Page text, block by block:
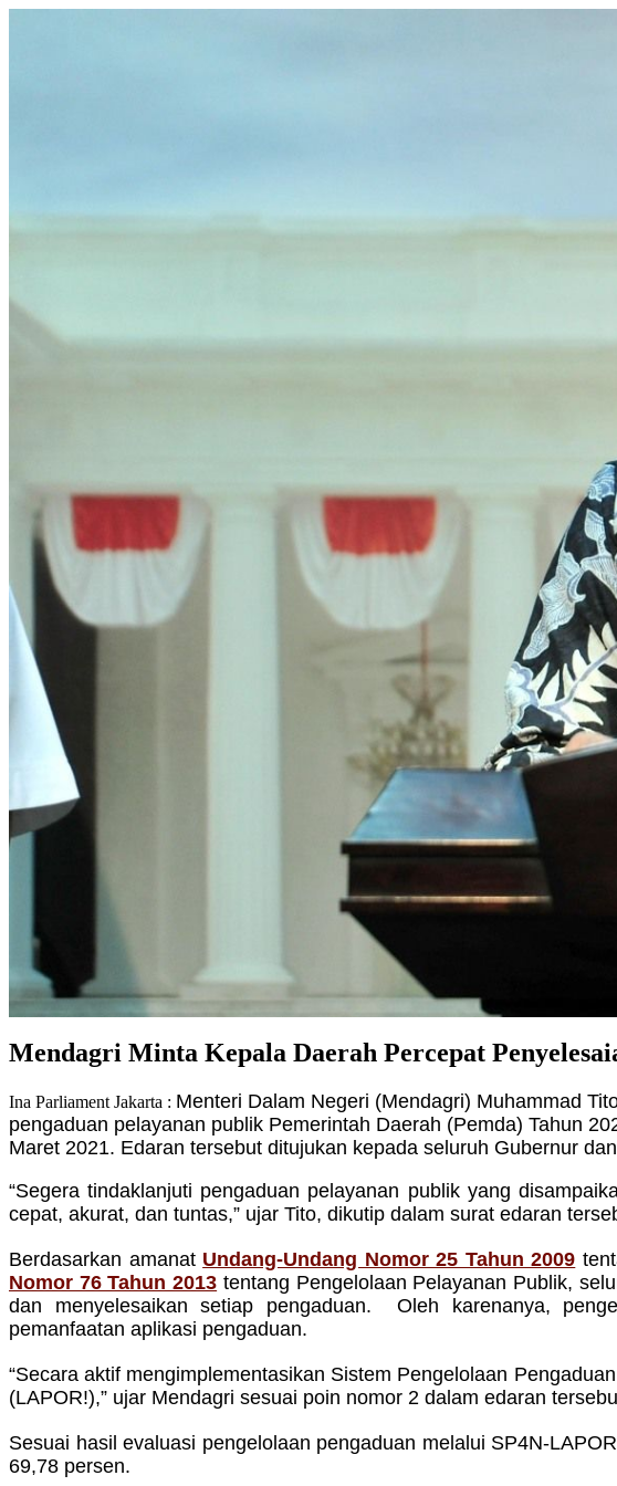
Mendagri Minta Kepala Daerah Percepat
Ina Parliament Jakarta : Menteri Dalam Negeri (Mendagri) Muhammad
pengaduan pelayanan publik Pemerintah Daerah (Pemda) Tahun
Maret 2021. Edaran tersebut ditujukan kepada seluruh Gubernur
“Segera tindaklanjuti pengaduan pelayanan publik yang
cepat, akurat, dan tuntas,” ujar Tito, dikutip dalam surat edaran
Berdasarkan amanat Undang-Undang Nomor 25 Tahun 2009
Nomor 76 Tahun 2013 tentang Pengelolaan Pelayanan Publik,
dan menyelesaikan setiap pengaduan. Oleh karenanya,
pemanfaatan aplikasi pengaduan.
“Secara aktif mengimplementasikan Sistem Pengelolaan
(LAPOR!),” ujar Mendagri sesuai poin nomor 2 dalam edaran
Sesuai hasil evaluasi pengelolaan pengaduan melalui SP4N-
69,78 persen.